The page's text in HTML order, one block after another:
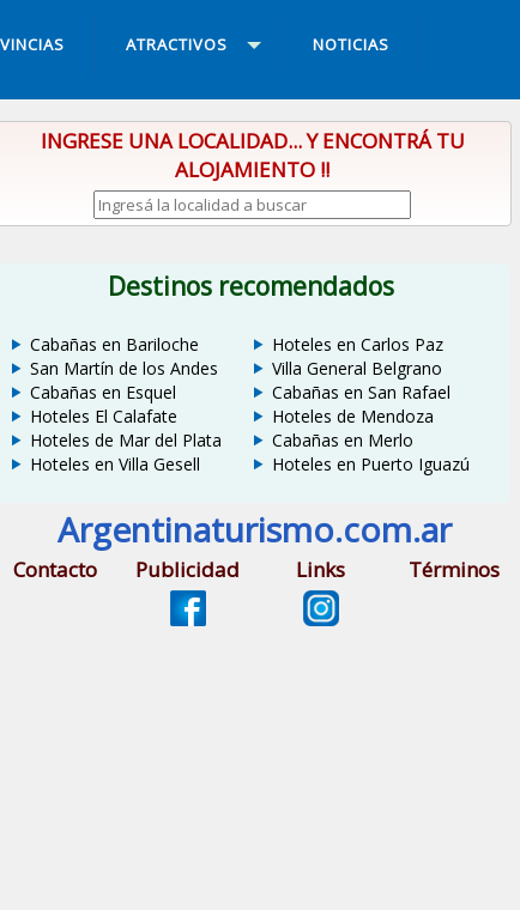
ATRACTIVOS NOTICIAS
INGRESE UNA LOCALIDAD... Y ENCONTRÁ TU
ALOJAMIENTO !!
Destinos recomendados
Cabañas en Bariloche
San Martín de los Andes
Cabañas en Esquel
Hoteles El Calafate
Hoteles de Mar del Plata
Hoteles en Villa Gesell
Hoteles en Carlos Paz
Villa General Belgrano
Cabañas en San Rafael
Hoteles de Mendoza
Cabañas en Merlo
Hoteles en Puerto Iguazú
Argentinaturismo.com.ar
Contacto Publicidad Links Términos